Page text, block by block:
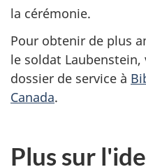
la cérémonie.
Pour obtenir de plus
le soldat
dossier de service à
Canada.
Plus sur